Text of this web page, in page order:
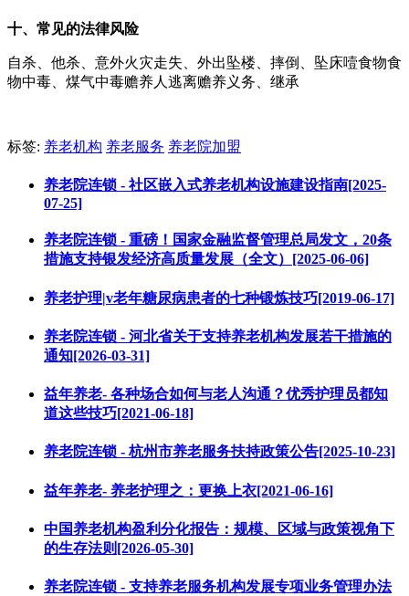
十、常见的法律风险
自杀、他杀、意外火灾走失、外出坠楼、摔倒、坠床噎食物食
物中毒、煤气中毒赡养人逃离赡养义务、继承
标签: 养老机构 养老服务 养老院加盟
养老院连锁 - 社区嵌入式养老机构设施建设指南[2025-
07-25]
养老院连锁 - 重磅！国家金融监督管理总局发文，20条
措施支持银发经济高质量发展（全文）[2025-06-06]
养老护理|v老年糖尿病患者的七种锻炼技巧[2019-06-17]
养老院连锁 - 河北省关于支持养老机构发展若干措施的
通知[2026-03-31]
益年养老- 各种场合如何与老人沟通？优秀护理员都知
道这些技巧[2021-06-18]
养老院连锁 - 杭州市养老服务扶持政策公告[2025-10-23]
益年养老- 养老护理之：更换上衣[2021-06-16]
中国养老机构盈利分化报告：规模、区域与政策视角下
的生存法则[2026-05-30]
养老院连锁 - 支持养老服务机构发展专项业务管理办法